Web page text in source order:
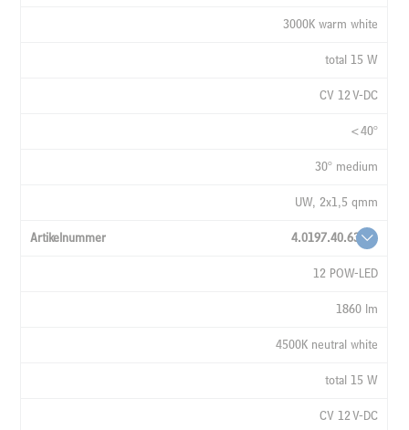
3000K warm white
total 15 W
CV 12 V-DC
<40°
30° medium
UW, 2x1,5 qmm
4.0197.40.63
12 POW-LED
1860 lm
4500K neutral white
total 15 W
CV 12 V-DC